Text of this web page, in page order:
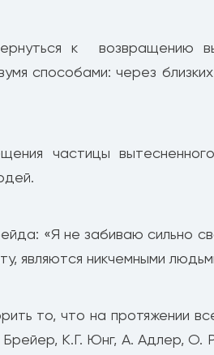
к возвращению
способами: через
частицы
«Я не забиваю сильно
являются никчемными
то, что на протяжении
К.Г. Юнг, А. Адлер,